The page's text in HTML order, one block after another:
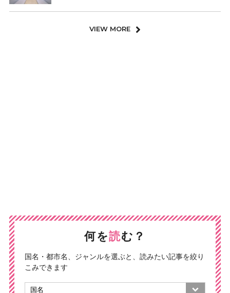
VIEW MORE
何を読む？
国名・都市名、ジャンルを選ぶと、読みたい記事を絞り
こみできます